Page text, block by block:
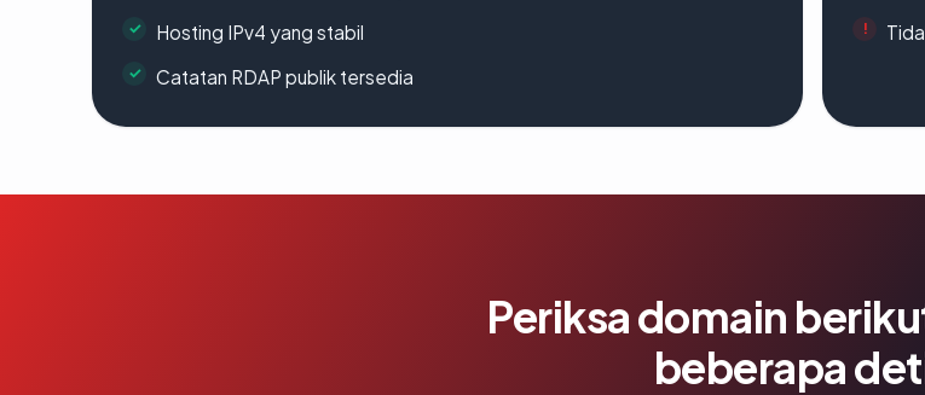
Hosting IPv4 yang stabil
Catatan RDAP publik tersedia
Periksa domain
beberapa